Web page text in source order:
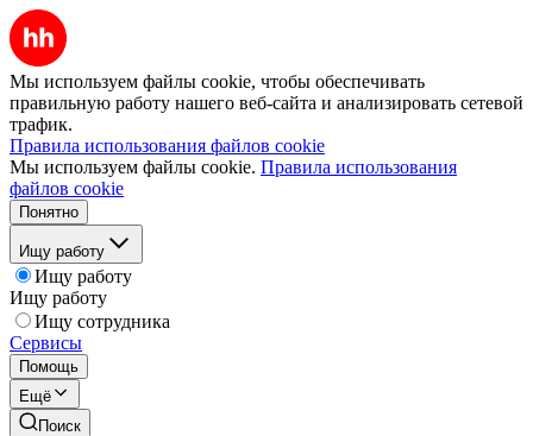
Мы используем файлы cookie, чтобы обеспечивать
правильную работу нашего веб-сайта и анализировать сетевой
трафик.
Правила использования файлов cookie
Мы используем файлы cookie. Правила использования
файлов cookie
Понятно
Ищу работу
Ищу работу
Ищу работу
Ищу сотрудника
Сервисы
Помощь
Ещё
Поиск